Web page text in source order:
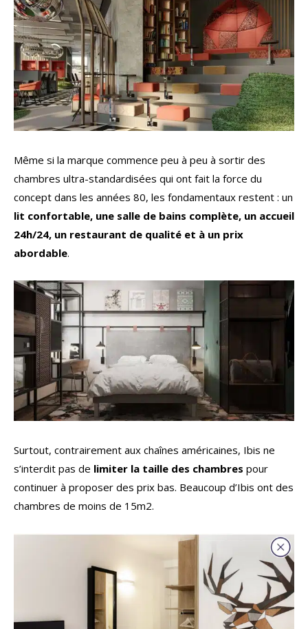
Même si la marque commence peu à peu à sortir des
chambres ultra-standardisées qui ont fait la force du
concept dans les années 80, les fondamentaux restent : un
lit confortable, une salle de bains complète, un accueil
24h/24, un restaurant de qualité et à un prix
abordable.
Surtout, contrairement aux chaînes américaines, Ibis ne
s’interdit pas de limiter la taille des chambres pour
continuer à proposer des prix bas. Beaucoup d’Ibis ont des
chambres de moins de 15m2.